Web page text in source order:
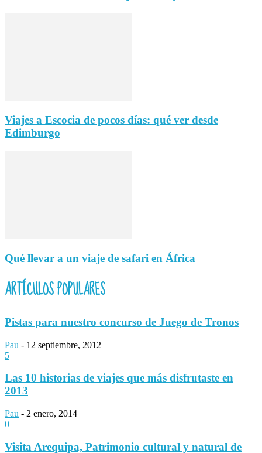
Viajes a Escocia de pocos días: qué ver desde
Edimburgo
Qué llevar a un viaje de safari en África
ARTÍCULOS POPULARES
Pistas para nuestro concurso de Juego de Tronos
Pau - 12 septiembre, 2012
5
Las 10 historias de viajes que más disfrutaste en
2013
Pau - 2 enero, 2014
0
Visita Arequipa, Patrimonio cultural y natural de